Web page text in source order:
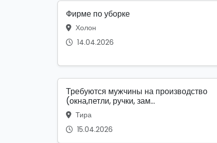
Фирме по уборке
Холон
14.04.2026
Требуются мужчины на производство
(окна,петли, ручки, зам...
Тира
15.04.2026